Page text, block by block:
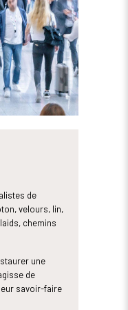
de
velours, lin,
chemins
une
de
savoir-faire